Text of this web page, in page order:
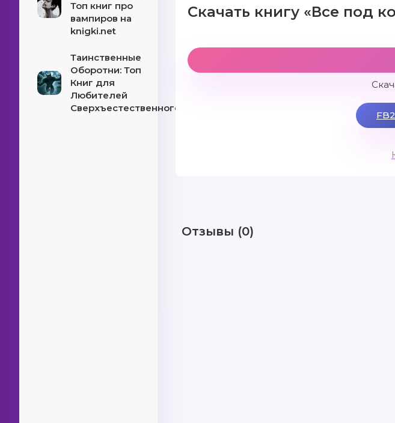
Топ книг про
вампиров на
knigki.net
Таинственные
Оборотни: Топ
Книг для
Любителей
Сверхъестественного!
Скачать книгу «Все под
FB2
Отзывы (0)